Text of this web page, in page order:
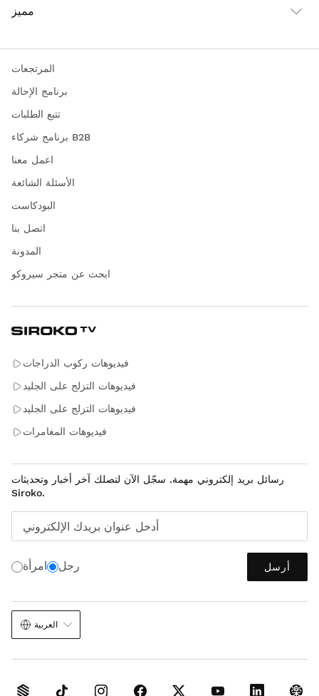
مميز
المرتجعات
برنامج الإحالة
تتبع الطلبات
برنامج شركاء B2B
اعمل معنا
الأسئلة الشائعة
البودكاست
اتصل بنا
المدونة
ابحث عن متجر سيروكو
فيديوهات ركوب الدراجات
فيديوهات التزلج على الجليد
فيديوهات التزلج على الجليد
فيديوهات المغامرات
رسائل بريد إلكتروني مهمة. سجّل الآن لتصلك آخر أخبار وتحديثات
Siroko.
أدخل عنوان بريدك الإلكتروني
امرأة رجل أرسل
العربية